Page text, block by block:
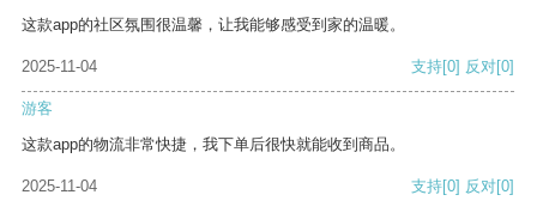
这款app的社区氛围很温馨，让我能够感受到家的温暖。
2025-11-04 支持[0] 反对[0]
游客
这款app的物流非常快捷，我下单后很快就能收到商品。
2025-11-04 支持[0] 反对[0]